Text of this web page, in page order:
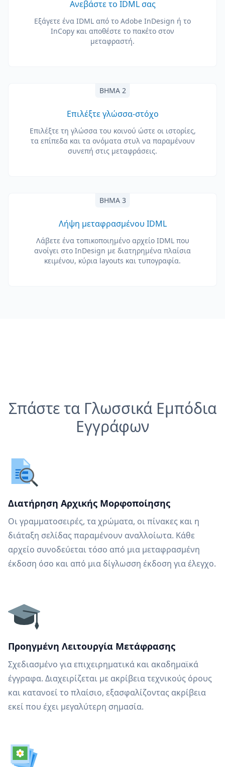
Ανεβάστε το IDML σας
Εξάγετε ένα IDML από το Adobe InDesign ή το
InCopy και αποθέστε το πακέτο στον
μεταφραστή.
ΒΉΜΑ 2
Επιλέξτε γλώσσα-στόχο
Επιλέξτε τη γλώσσα του κοινού ώστε οι ιστορίες,
τα επίπεδα και τα ονόματα στυλ να παραμένουν
συνεπή στις μεταφράσεις.
ΒΉΜΑ 3
Λήψη μεταφρασμένου IDML
Λάβετε ένα τοπικοποιημένο αρχείο IDML που
ανοίγει στο InDesign με διατηρημένα πλαίσια
κειμένου, κύρια layouts και τυπογραφία.
Σπάστε τα Γλωσσικά Εμπόδια
Εγγράφων
Διατήρηση Αρχικής Μορφοποίησης
Οι γραμματοσειρές, τα χρώματα, οι πίνακες και η
διάταξη σελίδας παραμένουν αναλλοίωτα. Κάθε
αρχείο συνοδεύεται τόσο από μια μεταφρασμένη
έκδοση όσο και από μια δίγλωσση έκδοση για έλεγχο.
Προηγμένη Λειτουργία Μετάφρασης
Σχεδιασμένο για επιχειρηματικά και ακαδημαϊκά
έγγραφα. Διαχειρίζεται με ακρίβεια τεχνικούς όρους
και κατανοεί το πλαίσιο, εξασφαλίζοντας ακρίβεια
εκεί που έχει μεγαλύτερη σημασία.